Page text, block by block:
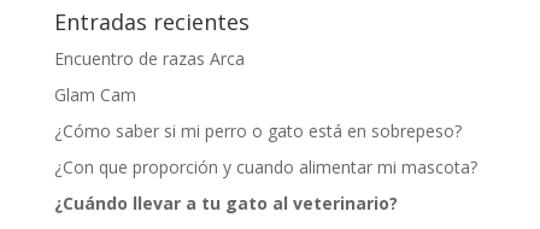
Entradas recientes
Encuentro de razas Arca
Glam Cam
¿Cómo saber si mi perro o gato está en sobrepeso?
¿Con que proporción y cuando alimentar mi mascota?
¿Cuándo llevar a tu gato al veterinario?